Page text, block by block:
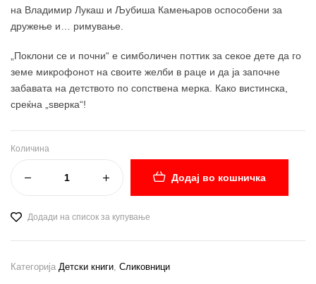
на Владимир Лукаш и Љубиша Камењаров оспособени за
дружење и… римување.
„Поклони се и почни“ е симболичен поттик за секое дете да го
земе микрофонот на своите желби в раце и да ја започне
забавата на детството по сопствена мерка. Како вистинска,
среќна „ѕверка“!
Количина
Додај во кошничка
Додади на список за купување
Категорија Детски книги, Сликовници